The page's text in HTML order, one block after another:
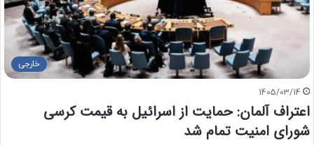
خارجی
1405/03/14
اعتراف آلمان: حمایت از اسرائیل به قیمت کرسی
شورای امنیت تمام شد